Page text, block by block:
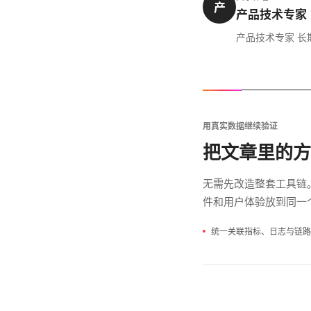
产 产品技术专家
产品技术专家
用真实数据继续验证
把文章里的
无需先改造整套工具
件和用户体验放到同
统一关联指标、日志与链路